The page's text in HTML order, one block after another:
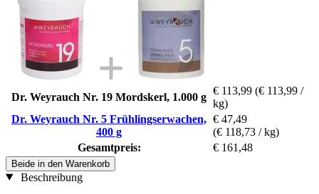
Dr. Weyrauch Nr. 19 Mordskerl, 1.000 g
€ 113,99 (€ 113,99 /
kg)
Dr. Weyrauch Nr. 5 Frühlingserwachen,
400 g
€ 47,49
(€ 118,73 / kg)
Gesamtpreis:
€ 161,48
Beide in den Warenkorb
Beschreibung